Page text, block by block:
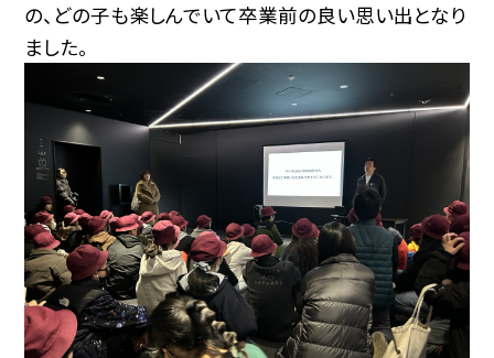
の、どの子も楽しんでいて卒業前の良い思い出となり
ました。